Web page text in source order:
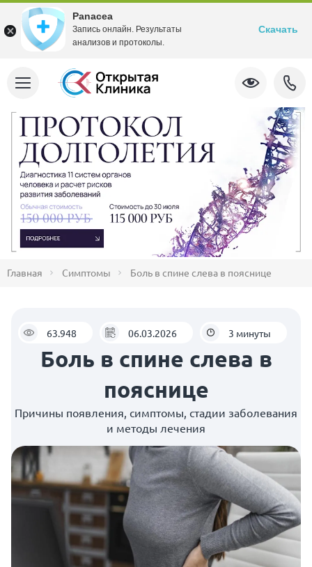
Главная Симптомы Боль в спине слева в пояснице
63.948 06.03.2026 3 минуты
Боль в спине слева в
пояснице
Причины появления, симптомы, стадии заболевания
и методы лечения
Panacea
Запись онлайн. Результаты
анализов и протоколы.
Скачать